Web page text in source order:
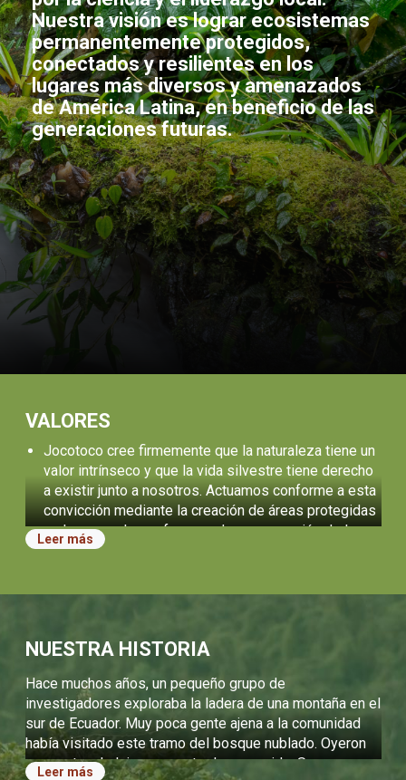
Nuestra visión es lograr ecosistemas
permanentemente protegidos,
conectados y resilientes en los
lugares más diversos y amenazados
de América Latina, en beneficio de las
generaciones futuras.
VALORES
Jocotoco cree firmemente que la naturaleza tiene un
valor intrínseco y que la vida silvestre tiene derecho
a existir junto a nosotros. Actuamos conforme a esta
convicción mediante la creación de áreas protegidas
y el apoyo a los esfuerzos de conservación de las
comunidades.
comunidad de personas la que nos inspira y la que
logra los éxitos en conservación. Nos esforzamos
todos quienes trabajan con nosotros y a la próxima
generación de líderes en conservación.
Nuestro trabajo se rige por el trato honesto,
transparente y justo hacia los demás. Buscamos
siempre la eficacia y la excelencia.
Declaraciones operativas
Leer más
NUESTRA HISTORIA
Hace muchos años, un pequeño grupo de
investigadores exploraba la ladera de una montaña en el
sur de Ecuador. Muy poca gente ajena a la comunidad
había visitado este tramo del bosque nublado. Oyeron
una canto a lo lejos, un canto desconocido. Se acercaron
Leer más